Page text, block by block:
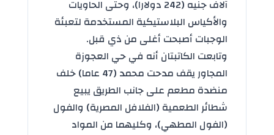
آلاف جنيه (242 دولارا)، وحتى الحاويات
والأكياس البلاستيكية المستخدمة لتعبئة
الوجبات أصبحت أغلى من ذي قبل.
وتابعت الكاتبتان أنه في حي العجوزة
المجاور يقف مدحت محمد (47 عاما) خلف
منضدة مطعم على جانب الطريق يبيع
شطائر الطعمية (الفلافل المصرية) والفول
(الفول المطهي)، وكليهما من المواد